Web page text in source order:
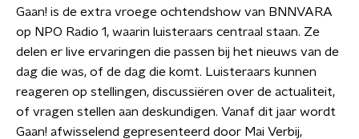
Gaan! is de extra vroege ochtendshow van BNNVARA
op NPO Radio 1, waarin luisteraars centraal staan. Ze
delen er live ervaringen die passen bij het nieuws van de
dag die was, of de dag die komt. Luisteraars kunnen
reageren op stellingen, discussiëren over de actualiteit,
of vragen stellen aan deskundigen. Vanaf dit jaar wordt
Gaan! afwisselend gepresenteerd door Mai Verbij,